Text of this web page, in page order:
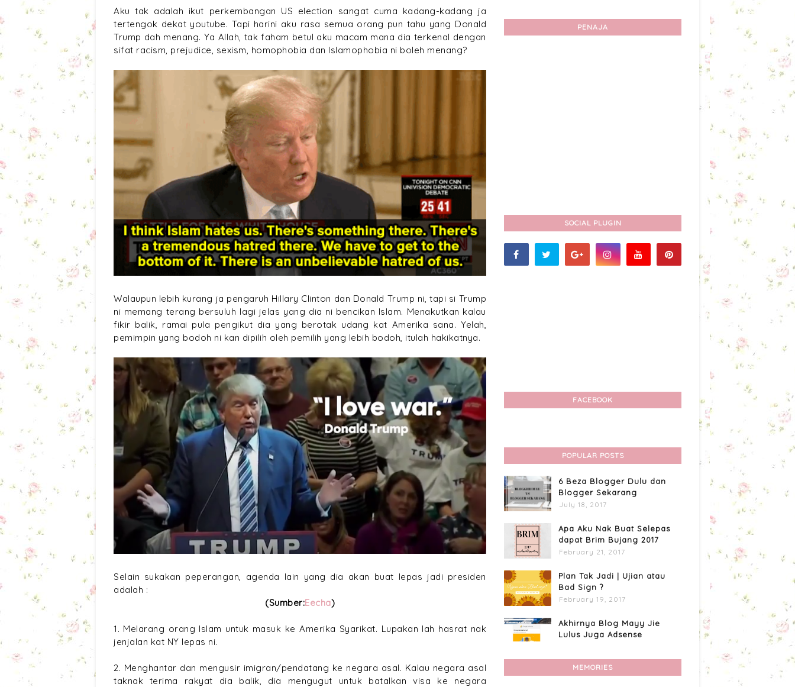
Aku tak adalah ikut perkembangan US election sangat cuma kadang-kadang ja
tertengok dekat youtube. Tapi harini aku rasa semua orang pun tahu yang Donald
Trump dah menang. Ya Allah, tak faham betul aku macam mana dia terkenal dengan
sifat racism, prejudice, sexism, homophobia dan Islamophobia ni boleh menang?
Walaupun lebih kurang ja pengaruh Hillary Clinton dan Donald Trump ni, tapi si Trump
ni memang terang bersuluh lagi jelas yang dia ni bencikan Islam. Menakutkan kalau
fikir balik, ramai pula pengikut dia yang berotak udang kat Amerika sana. Yelah,
pemimpin yang bodoh ni kan dipilih oleh pemilih yang lebih bodoh, itulah hakikatnya.
Selain sukakan peperangan, agenda lain yang dia akan buat lepas jadi presiden
adalah :
(Sumber:Eecha)
1. Melarang orang Islam untuk masuk ke Amerika Syarikat. Lupakan lah hasrat nak
jenjalan kat NY lepas ni.
2. Menghantar dan mengusir imigran/pendatang ke negara asal. Kalau negara asal
taknak terima rakyat dia balik, dia mengugut untuk batalkan visa ke negara
PENAJA
SOCIAL PLUGIN
FACEBOOK
POPULAR POSTS
6 Beza Blogger Dulu dan
Blogger Sekarang
July 18, 2017
Apa Aku Nak Buat Selepas
dapat Brim Bujang 2017
February 21, 2017
Plan Tak Jadi | Ujian atau
Bad Sign ?
February 19, 2017
Akhirnya Blog Mayy Jie
Lulus Juga Adsense
Custome Organizer
MEMORIES